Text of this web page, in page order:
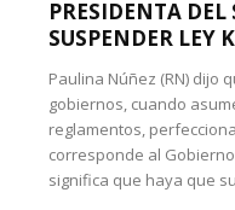
PRESIDENTA
SUSPENDER LEY
Paulina Núñez (RN) dijo
gobiernos, cuando
reglamentos,
corresponde al
significa que haya que